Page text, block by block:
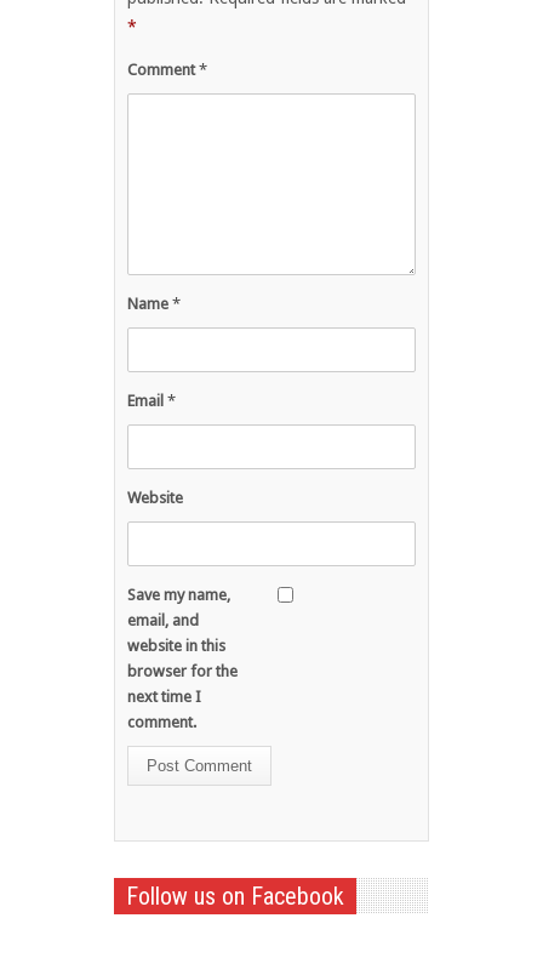
*
Comment*
Name *
Email *
Website
Save my name,
email, and
website in this
browser for the
next time I
comment.
Follow us on Facebook